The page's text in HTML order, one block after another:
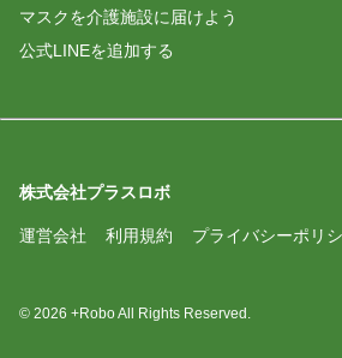
マスクを介護施設に届けよう
公式LINEを追加する
株式会社プラスロボ
運営会社 利用規約 プライバシーポリ
© 2026 +Robo All Rights Reserved.